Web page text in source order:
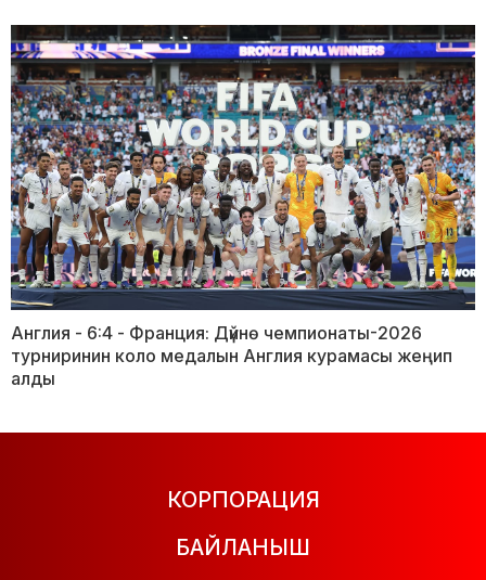
Англия - 6:4 - Франция: Дүйнө чемпионаты-2026
турниринин коло медалын Англия курамасы жеңип
алды
КОРПОРАЦИЯ
БАЙЛАНЫШ